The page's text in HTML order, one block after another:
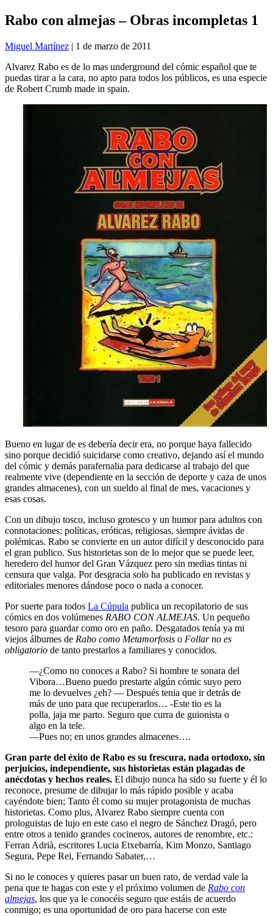
Rabo con almejas – Obras incompletas 1
Miguel Martínez | 1 de marzo de 2011
Alvarez Rabo es de lo mas underground del cómic español que te
puedas tirar a la cara, no apto para todos los públicos, es una especie
de Robert Crumb made in spain.
Bueno en lugar de es debería decir era, no porque haya fallecido
sino porque decidió suicidarse como creativo, dejando así el mundo
del cómic y demás parafernalia para dedicarse al trabajo del que
realmente vive (dependiente en la sección de deporte y caza de unos
grandes almacenes), con un sueldo al final de mes, vacaciones y
esas cosas.
Con un dibujo tosco, incluso grotesco y un humor para adultos con
connotaciones: políticas, eróticas, religiosas, siempre ávidas de
polémicas. Rabo se convierte en un autor difícil y desconocido para
el gran publico. Sus historietas son de lo mejor que se puede leer,
heredero del humor del Gran Vázquez pero sin medias tintas ni
censura que valga. Por desgracia solo ha publicado en revistas y
editoriales menores dándose poco o nada a conocer.
Por suerte para todos La Cúpula publica un recopilatorio de sus
cómics en dos volúmenes RABO CON ALMEJAS. Un pequeño
tesoro para guardar como oro en paño. Desgatados tenía ya mi
viejos álbumes de Rabo como Metamorfosis o Follar no es
obligatorio de tanto prestarlos a familiares y conocidos.
—¿Como no conoces a Rabo? Si hombre te sonara del
Vibora…Bueno puedo prestarte algún cómic suyo pero
me lo devuelves ¿eh? — Después tenia que ir detrás de
más de uno para que recuperarlos… -Este tio es la
polla, jaja me parto. Seguro que curra de guionista o
algo en la tele.
—Pues no; en unos grandes almacenes….
Gran parte del éxito de Rabo es su frescura, nada ortodoxo, sin
perjuicios, independiente, sus historietas están plagadas de
anécdotas y hechos reales. El dibujo nunca ha sido su fuerte y él lo
reconoce, presume de dibujar lo más rápido posible y acaba
cayéndote bien; Tanto él como su mujer protagonista de muchas
historietas. Como plus, Alvarez Rabo siempre cuenta con
prologuistas de lujo en este caso el negro de Sánchez Dragó, pero
entre otros a tenido grandes cocineros, autores de renombre, etc.:
Ferran Adrià, escritores Lucia Etxebarría, Kim Monzo, Santiago
Segura, Pepe Rei, Fernando Sabater,…
Si no le conoces y quieres pasar un buen rato, de verdad vale la
pena que te hagas con este y el próximo volumen de Rabo con
almejas, los que ya le conocéis seguro que estáis de acuerdo
conmigo; es una oportunidad de oro para hacerse con este